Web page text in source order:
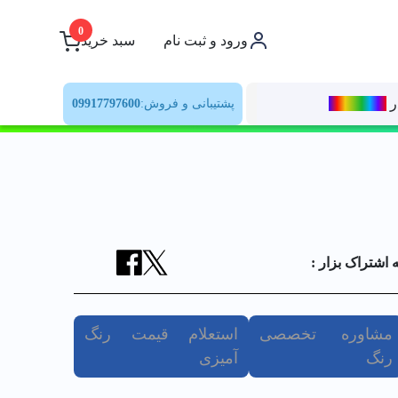
ورود و ثبت نام سبد خرید
0
پشتیبانی و فروش:09917797600
اشتراک بزار :
مشاوره تخصصی
رنگ
استعلام قیمت رنگ
آمیزی